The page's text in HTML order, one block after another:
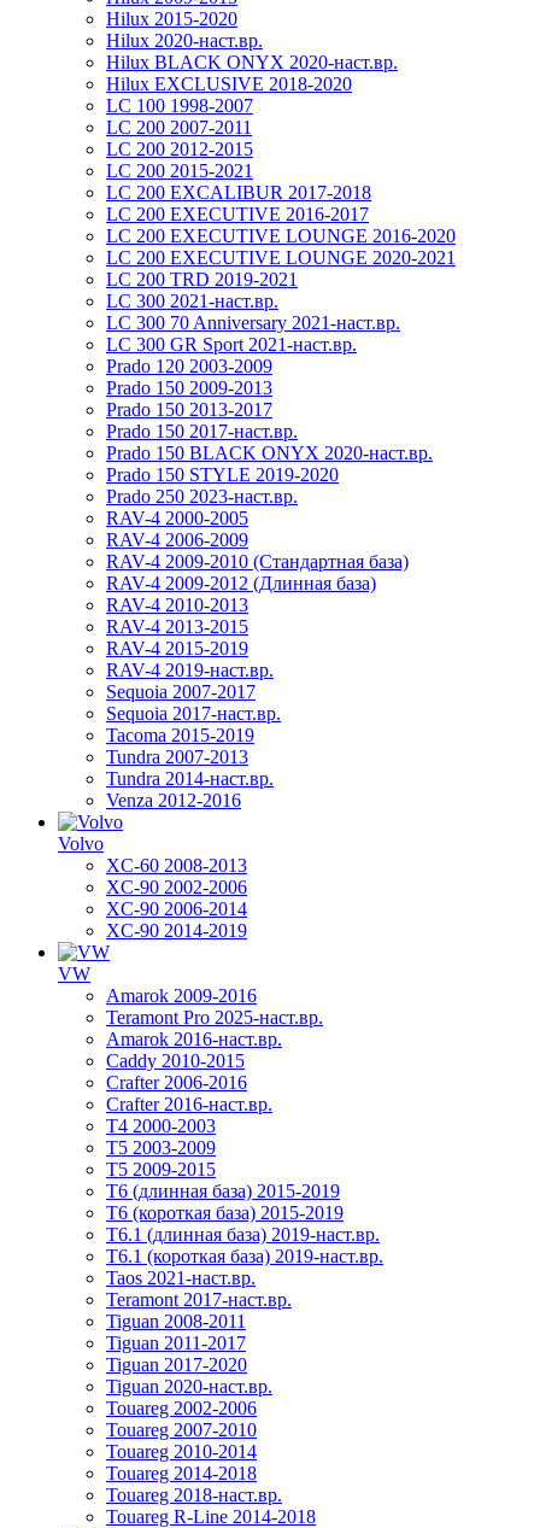
Hilux 2015-2020
Hilux 2020-наст.вр.
Hilux BLACK ONYX 2020-наст.вр.
Hilux EXCLUSIVE 2018-2020
LC 100 1998-2007
LC 200 2007-2011
LC 200 2012-2015
LC 200 2015-2021
LC 200 EXCALIBUR 2017-2018
LC 200 EXECUTIVE 2016-2017
LC 200 EXECUTIVE LOUNGE 2016-2020
LC 200 EXECUTIVE LOUNGE 2020-2021
LC 200 TRD 2019-2021
LC 300 2021-наст.вр.
LC 300 70 Anniversary 2021-наст.вр.
LC 300 GR Sport 2021-наст.вр.
Prado 120 2003-2009
Prado 150 2009-2013
Prado 150 2013-2017
Prado 150 2017-наст.вр.
Prado 150 BLACK ONYX 2020-наст.вр.
Prado 150 STYLE 2019-2020
Prado 250 2023-наст.вр.
RAV-4 2000-2005
RAV-4 2006-2009
RAV-4 2009-2010 (Стандартная база)
RAV-4 2009-2012 (Длинная база)
RAV-4 2010-2013
RAV-4 2013-2015
RAV-4 2015-2019
RAV-4 2019-наст.вр.
Sequoia 2007-2017
Sequoia 2017-наст.вр.
Tacoma 2015-2019
Tundra 2007-2013
Tundra 2014-наст.вр.
Venza 2012-2016
Volvo
XC-60 2008-2013
XC-90 2002-2006
XC-90 2006-2014
XC-90 2014-2019
VW
Amarok 2009-2016
Teramont Pro 2025-наст.вр.
Amarok 2016-наст.вр.
Caddy 2010-2015
Crafter 2006-2016
Crafter 2016-наст.вр.
T4 2000-2003
T5 2003-2009
T5 2009-2015
T6 (длинная база) 2015-2019
Т6 (короткая база) 2015-2019
T6.1 (длинная база) 2019-наст.вр.
T6.1 (короткая база) 2019-наст.вр.
Taos 2021-наст.вр.
Teramont 2017-наст.вр.
Tiguan 2008-2011
Tiguan 2011-2017
Tiguan 2017-2020
Tiguan 2020-наст.вр.
Touareg 2002-2006
Touareg 2007-2010
Touareg 2010-2014
Touareg 2014-2018
Touareg 2018-наст.вр.
Touareg R-Line 2014-2018